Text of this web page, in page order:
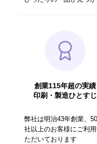
創業115年超の実績
印刷・製造ひとすじ
弊社は明治43年創業、
社以上のお客様にご利
ただいております